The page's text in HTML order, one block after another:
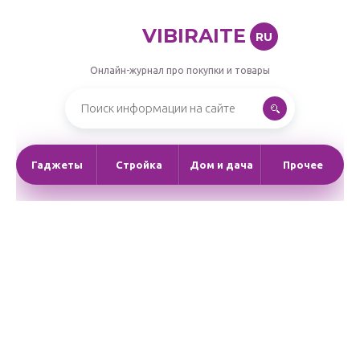
VIBIRAITE RU
Онлайн-журнал про покупки и товары
Гаджеты Стройка Дом и дача Прочее